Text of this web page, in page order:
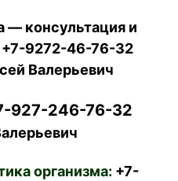
— консультация и
+7-9272-46-76-32
Валерьевич
927-246-76-32
организма: +7-